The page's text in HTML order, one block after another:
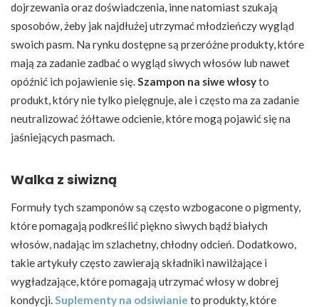
dojrzewania oraz doświadczenia, inne natomiast szukają
sposobów, żeby jak najdłużej utrzymać młodzieńczy wygląd
swoich pasm. Na rynku dostępne są przeróżne produkty, które
mają za zadanie zadbać o wygląd siwych włosów lub nawet
opóźnić ich pojawienie się.Szampon na siwe włosyto
produkt, który nie tylko pielęgnuje, ale i często ma za zadanie
neutralizować żółtawe odcienie, które mogą pojawić się na
jaśniejących pasmach.
Walka z siwizną
Formuły tych szamponów są często wzbogacone o pigmenty,
które pomagają podkreślić piękno siwych bądź białych
włosów, nadając im szlachetny, chłodny odcień. Dodatkowo,
takie artykuły często zawierają składniki nawilżające i
wygładzające, które pomagają utrzymać włosy w dobrej
kondycji.Suplementy na odsiwianie to produkty, które